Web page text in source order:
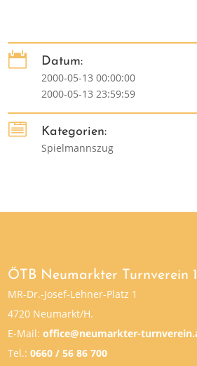

Datum:
2000-05-13 00:00:00
2000-05-13 23:59:59

Kategorien:
Spielmannszug
ÖTB Neumarkter Turnverein
MR-Dr.-Josef-Lehner-Platz 1
4720 Neumarkt/H.
E-Mail:office@neumarkter-
Tel.:0660 / 56 86 700